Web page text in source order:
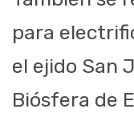
para
el ejido San
Biósfera de